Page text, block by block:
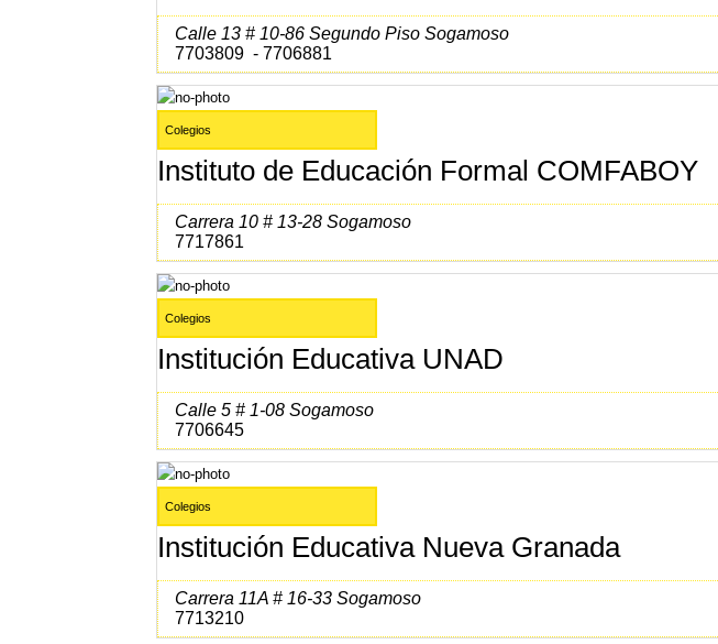
Calle 13 # 10-86 Segundo Piso Sogamoso
7703809 - 7706881
Colegios
Instituto de Educación Formal COMFABOY
Carrera 10 # 13-28 Sogamoso
7717861
Colegios
Institución Educativa UNAD
Calle 5 # 1-08 Sogamoso
7706645
Colegios
Institución Educativa Nueva Granada
Carrera 11A # 16-33 Sogamoso
7713210